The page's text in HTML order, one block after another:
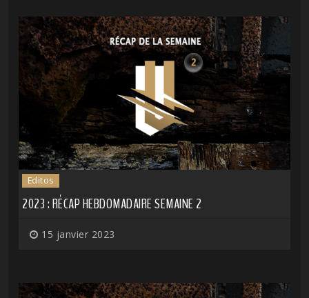
Editos
2023 : RÉCAP HEBDOMADAIRE SEMAINE 2
15 janvier 2023